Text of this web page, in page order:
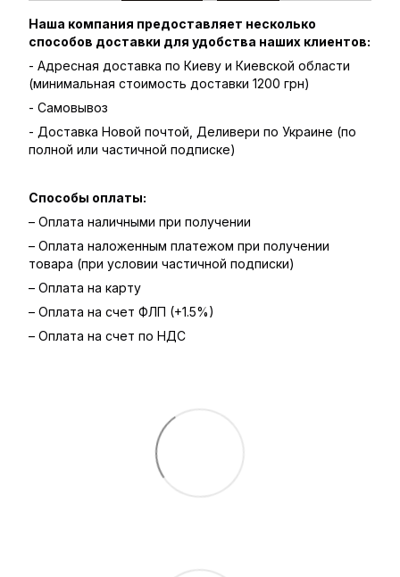
Наша компания предоставляет несколько
способов доставки для удобства наших клиентов:
- Адресная доставка по Киеву и Киевской области
(минимальная стоимость доставки 1200 грн)
- Самовывоз
- Доставка Новой почтой, Деливери по Украине (по
полной или частичной подписке)
Способы оплаты:
– Оплата наличными при получении
– Оплата наложенным платежом при получении
товара (при условии частичной подписки)
– Оплата на карту
– Оплата на счет ФЛП (+1.5%)
– Оплата на счет по НДС